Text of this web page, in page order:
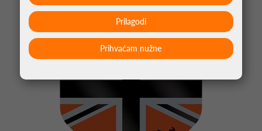
Prihvaćam nužne
Prilagodi